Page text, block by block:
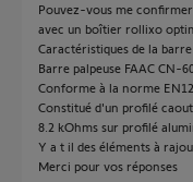
Pouvez-vous me
avec un boîtier rollixo
Caractéristiques de la barre
Barre palpeuse FAAC CN-
Conforme à la norme
Constitué d'un profilé
8.2 kOhms sur profilé
Y a t il des éléments à
Merci pour vos réponses